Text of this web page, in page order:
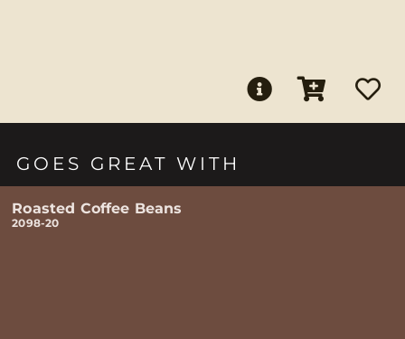
GOES GREAT WITH
Roasted Coffee Beans
2098-20